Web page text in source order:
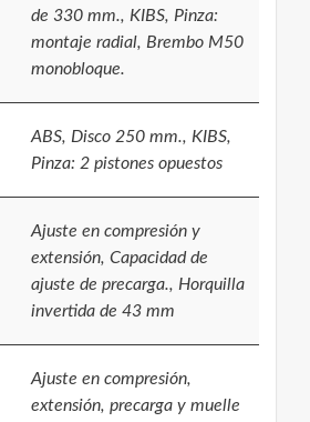
de 330 mm., KIBS, Pinza:
montaje radial, Brembo M50
monobloque.
ABS, Disco 250 mm., KIBS,
Pinza: 2 pistones opuestos
Ajuste en compresión y
extensión, Capacidad de
ajuste de precarga., Horquilla
invertida de 43 mm
Ajuste en compresión,
extensión, precarga y muelle